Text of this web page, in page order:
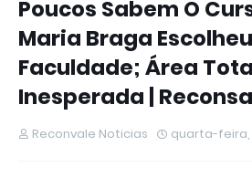
Poucos Sabem O
Maria Braga
Faculdade; Área
Inesperada |
Reconvale Noticias quarta-feira,